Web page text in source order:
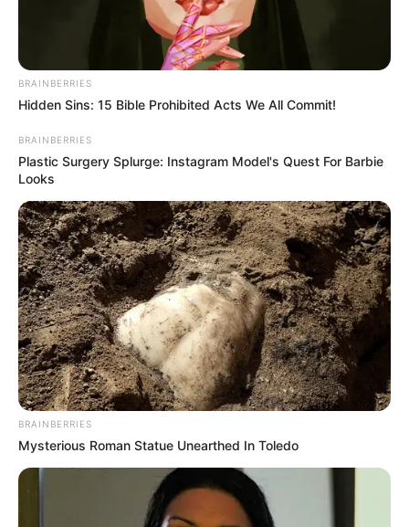
Akting
Musik
BRAINBERRIES
Hidden Sins: 15 Bible Prohibited Acts We All Commit!
BRAINBERRIES
Plastic Surgery Splurge: Instagram Model's Quest For Barbie
Looks
BRAINBERRIES
Mysterious Roman Statue Unearthed In Toledo